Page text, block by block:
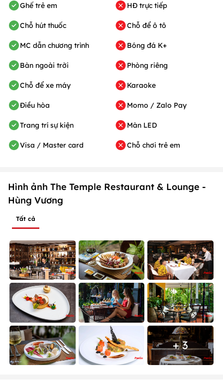
Ghế trẻ em
Chỗ hút thuốc
MC dẫn chương trình
Bàn ngoài trời
Chỗ để xe máy
Điều hòa
Trang trí sự kiện
Visa / Master card
HĐ trực tiếp
Chỗ để ô tô
Bóng đá K+
Phòng riêng
Karaoke
Momo / Zalo Pay
Màn LED
Chỗ chơi trẻ em
Hình ảnh The Temple Restaurant & Lounge -
Hùng Vương
Tất cả
+ 3